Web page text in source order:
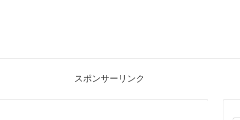
スポンサーリンク